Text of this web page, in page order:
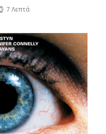
7 Λεπτά